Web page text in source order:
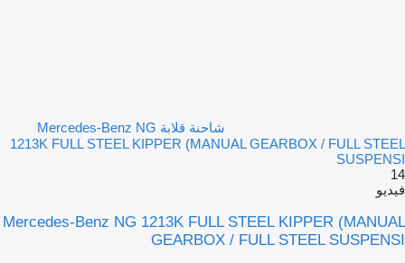
شاحنة قلابة Mercedes-Benz NG
1213K FULL STEEL KIPPER (MANUAL GEARBOX / FULL STEEL
SUSPENSI
14
فيديو
Mercedes-Benz NG 1213K FULL STEEL KIPPER (MANUAL
GEARBOX / FULL STEEL SUSPENSI